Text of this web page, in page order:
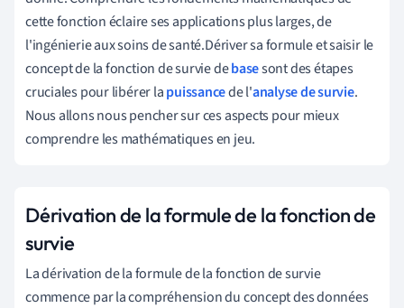
cette fonction éclaire ses applications plus larges, de
l'ingénierie aux soins de santé.Dériver sa formule et saisir le
concept de la fonction de survie debasesont des étapes
cruciales pour libérer lapuissancede l'analyse de survie.
Nous allons nous pencher sur ces aspects pour mieux
comprendre les mathématiques en jeu.
Dérivation de la formule de la fonction de
survie
La dérivation de la formule de la fonction de survie
commence par la compréhension du concept des données